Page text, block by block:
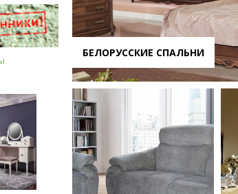
БЕЛОРУССКИЕ СПАЛЬНИ